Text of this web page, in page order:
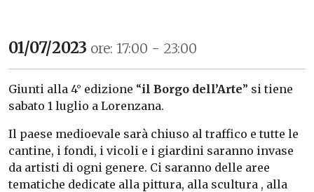
01/07/2023 ore: 17:00 - 23:00
Giunti alla 4° edizione “il Borgo dell’Arte” si tiene
sabato 1 luglio a Lorenzana.
Il paese medioevale sarà chiuso al traffico e tutte le
cantine, i fondi, i vicoli e i giardini saranno invase
da artisti di ogni genere. Ci saranno delle aree
tematiche dedicate alla pittura, alla scultura , alla